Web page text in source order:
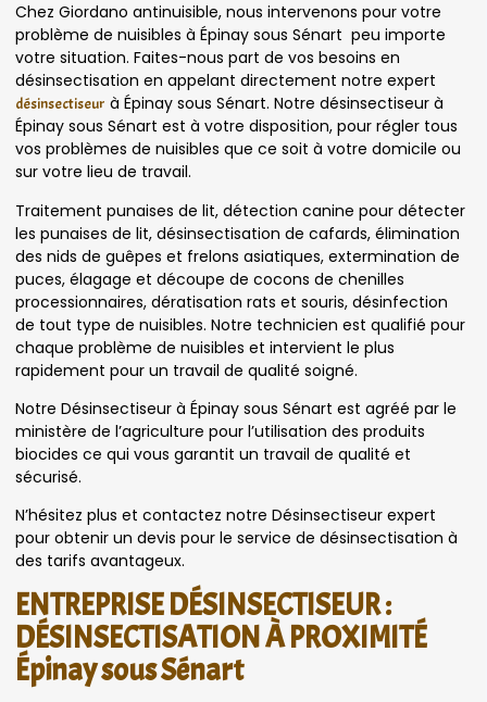
Chez Giordano antinuisible, nous intervenons pour votre
problème de nuisibles à Épinay sous Sénart peu importe
votre situation. Faites-nous part de vos besoins en
désinsectisation en appelant directement notre expert
désinsectiseur à Épinay sous Sénart. Notre désinsectiseur à
Épinay sous Sénart est à votre disposition, pour régler tous
vos problèmes de nuisibles que ce soit à votre domicile ou
sur votre lieu de travail.
Traitement punaises de lit, détection canine pour détecter
les punaises de lit, désinsectisation de cafards, élimination
des nids de guêpes et frelons asiatiques, extermination de
puces, élagage et découpe de cocons de chenilles
processionnaires, dératisation rats et souris, désinfection
de tout type de nuisibles. Notre technicien est qualifié pour
chaque problème de nuisibles et intervient le plus
rapidement pour un travail de qualité soigné.
Notre Désinsectiseur à Épinay sous Sénart est agréé par le
ministère de l’agriculture pour l’utilisation des produits
biocides ce qui vous garantit un travail de qualité et
sécurisé.
N’hésitez plus et contactez notre Désinsectiseur expert
pour obtenir un devis pour le service de désinsectisation à
des tarifs avantageux.
ENTREPRISE DÉSINSECTISEUR :
DÉSINSECTISATION À PROXIMITÉ
Épinay sous Sénart